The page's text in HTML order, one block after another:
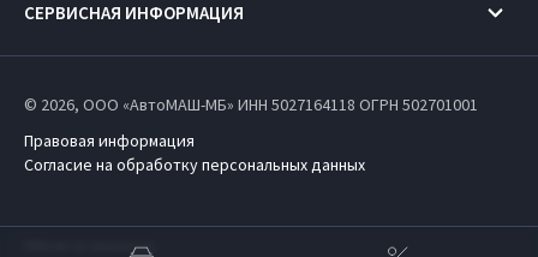
СЕРВИСНАЯ ИНФОРМАЦИЯ
© 2026, ООО «АвтоМАШ-МБ» ИНН 5027164118 ОГРН 502701001
Правовая информация
Согласие на обработку персональных данных
Работает на технологиях